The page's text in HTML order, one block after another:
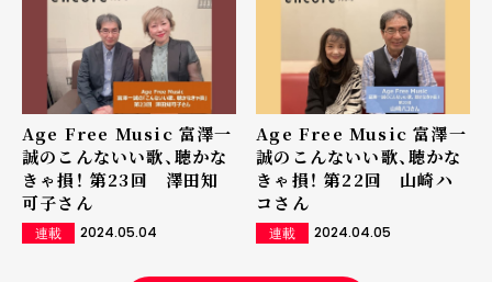
Age Free Music 富澤一
誠のこんないい歌、聴かな
きゃ損！ 第23回 澤田知
可子さん
連載 2024.05.04
Age Free Music 富澤一
誠のこんないい歌、聴かな
きゃ損！ 第22回 山崎ハ
コさん
連載 2024.04.05